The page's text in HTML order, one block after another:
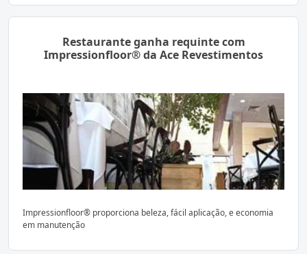
Restaurante ganha requinte com
Impressionfloor® da Ace Revestimentos
Impressionfloor® proporciona beleza, fácil aplicação, e economia
em manutenção